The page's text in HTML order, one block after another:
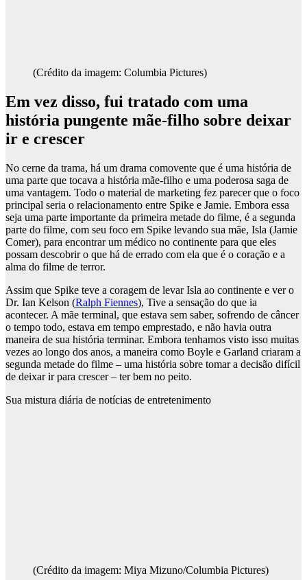
(Crédito da imagem: Columbia Pictures)
Em vez disso, fui tratado com uma
história pungente mãe-filho sobre deixar
ir e crescer
No cerne da trama, há um drama comovente que é uma história de
uma parte que tocava a história mãe-filho e uma poderosa saga de
uma vantagem. Todo o material de marketing fez parecer que o foco
principal seria o relacionamento entre Spike e Jamie. Embora essa
seja uma parte importante da primeira metade do filme, é a segunda
parte do filme, com seu foco em Spike levando sua mãe, Isla (Jamie
Comer), para encontrar um médico no continente para que eles
possam descobrir o que há de errado com ela que é o coração e a
alma do filme de terror.
Assim que Spike teve a coragem de levar Isla ao continente e ver o
Dr. Ian Kelson (Ralph Fiennes), Tive a sensação do que ia
acontecer. A mãe terminal, que estava sem saber, sofrendo de câncer
o tempo todo, estava em tempo emprestado, e não havia outra
maneira de sua história terminar. Embora tenhamos visto isso muitas
vezes ao longo dos anos, a maneira como Boyle e Garland criaram a
segunda metade do filme – uma história sobre tomar a decisão difícil
de deixar ir para crescer – ter bem no peito.
Sua mistura diária de notícias de entretenimento
(Crédito da imagem: Miya Mizuno/Columbia Pictures)